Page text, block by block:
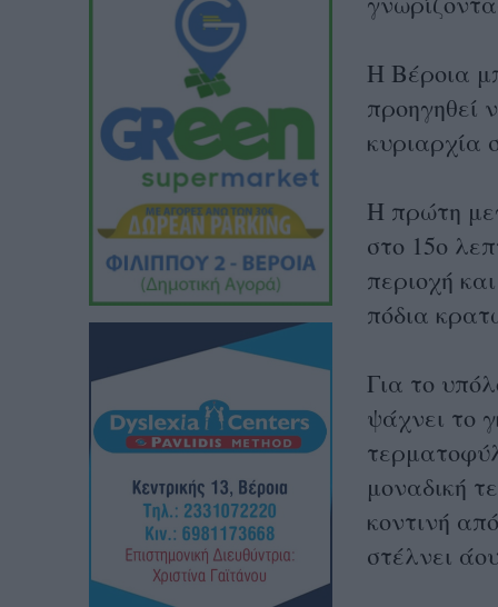
Η Βέροια
προηγηθεί
κυριαρχία
Η πρώτη
στο 15ο
περιοχή
πόδια
Για το
ψάχνει το
μοναδική
κοντινή
στέλνει